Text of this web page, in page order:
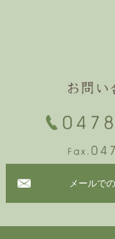
メールで